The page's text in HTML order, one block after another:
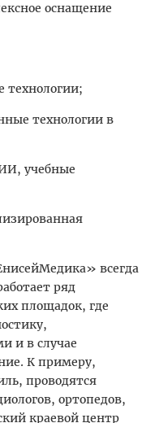
оснащение
технологии в
учебные
всегда
ряд
площадок, где
и в случае
К примеру,
проводятся
ортопедов,
краевой центр